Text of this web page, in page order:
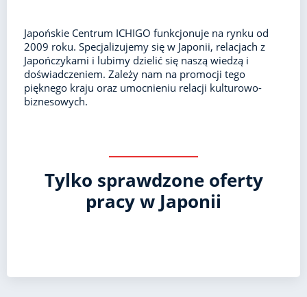
Japońskie Centrum ICHIGO funkcjonuje na rynku od
2009 roku. Specjalizujemy się w Japonii, relacjach z
Japończykami i lubimy dzielić się naszą wiedzą i
doświadczeniem. Zależy nam na promocji tego
pięknego kraju oraz umocnieniu relacji kulturowo-
biznesowych.
Tylko sprawdzone oferty
pracy w Japonii